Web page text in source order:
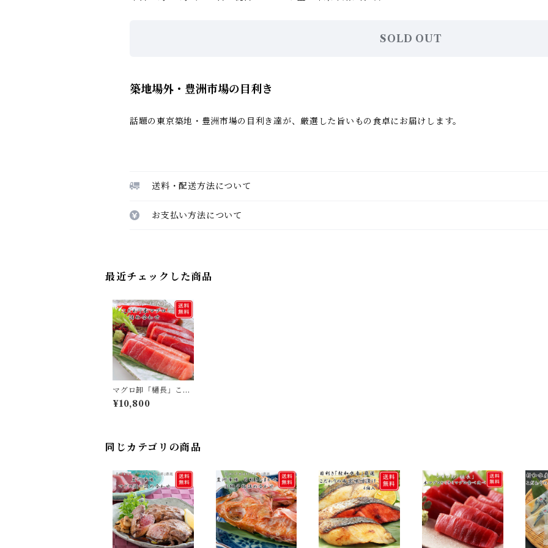
SOLD OUT
築地場外・豊洲市場の目利き
話題の東京築地・豊洲市場の目利き達が、厳選した旨いもの食卓にお届けします。
送料・配送方法について
お支払い方法について
最近チェックした商品
マグロ卸「樋長」こだ
わり本マグロ詰め合わ
せ
¥10,800
同じカテゴリの商品